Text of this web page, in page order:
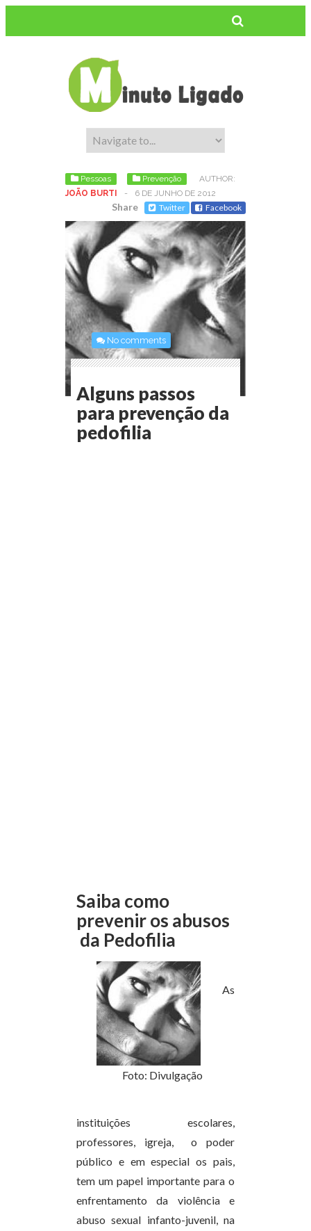
Pessoas Prevenção
AUTHOR:
JOÃO BURTI
- 6 DE JUNHO DE 2012
Share Twitter Facebook
No comments
Alguns passos
para prevenção da
pedofilia
Saiba como
prevenir os abusos
da Pedofilia
Foto: Divulgação
As
instituições escolares,
professores, igreja, o poder
público e em especial os pais,
tem um papel importante para o
enfrentamento da violência e
abuso sexual infanto-juvenil, na